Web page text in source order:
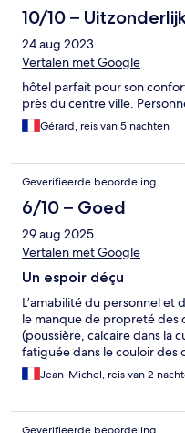
10/10 –
24 aug 2023
Vertalen met Google
hôtel parfait pour son
près du centre ville.
Gérard, reis van 5 nachten
Geverifieerde beoordeling
6/10 – Goed
29 aug 2025
Vertalen met Google
Un espoir déçu
L’amabilité du personnel et
le manque de propreté des
(poussière, calcaire dans la
fatiguée dans le couloir des
Jean-Michel, reis van 2
Geverifieerde beoordeling